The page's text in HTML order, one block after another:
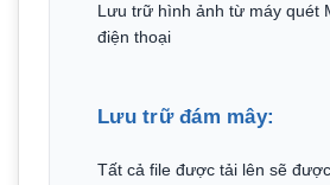
Lưu trữ hình ảnh từ máy quét
điện thoại
Lưu trữ đám mây:
Tất cả file được tải lên sẽ